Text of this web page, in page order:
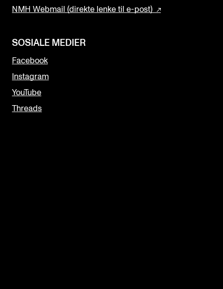
NMH Webmail (direkte lenke til e-post)
SOSIALE MEDIER
Facebook
Instagram
YouTube
Threads